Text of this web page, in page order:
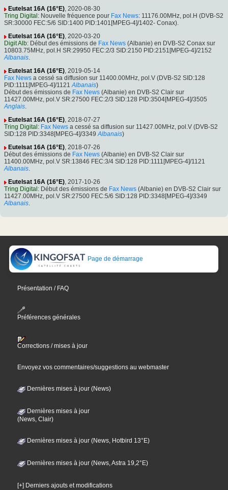
Eutelsat 16A (16°E), 2020-08-30
Tring Digital : Nouvelle fréquence pour Fax News: 11176.00MHz, pol.H (DVB-S2
SR:30000 FEC:5/6 SID:1400 PID:1401[MPEG-4]/1402- Conax).
Eutelsat 16A (16°E), 2020-03-20
Digit Alb: Début des émissions de Fax News (Albanie) en DVB-S2 Conax sur
10803.75MHz, pol.H SR:29950 FEC:2/3 SID:2150 PID:2151[MPEG-4]/2152
Albanais.
Eutelsat 16A (16°E), 2019-05-14
Fax News a cessé sa diffusion sur 11400.00MHz, pol.V (DVB-S2 SID:128
PID:1111[MPEG-4]/1121 Albanais)
Début des émissions de Fax News (Albanie) en DVB-S2 Clair sur
11427.00MHz, pol.V SR:27500 FEC:2/3 SID:128 PID:3504[MPEG-4]/3505
Anglais.
Eutelsat 16A (16°E), 2018-07-27
Tring Digital : Fax News a cessé sa diffusion sur 11427.00MHz, pol.V (DVB-S2
SID:128 PID:3348[MPEG-4]/3349 Albanais)
Eutelsat 16A (16°E), 2018-07-26
Début des émissions de Fax News (Albanie) en DVB-S2 Clair sur
11400.00MHz, pol.V SR:13846 FEC:3/4 SID:128 PID:1111[MPEG-4]/1121
Albanais.
Eutelsat 16A (16°E), 2017-10-26
Tring Digital : Début des émissions de Fax News (Albanie) en DVB-S2 Clair sur
11427.00MHz, pol.V SR:27500 FEC:5/6 SID:128 PID:3348[MPEG-4]/3349
Albanais.
Page de démarrage
Présentation / FAQ
Préférences générales
Corrections / mises à jour
Envoyez vos commentaires/suggestions au webmaster
Dernières mises à jour (News)
Dernières mises à jour
(News, Clair)
Dernières mises à jour (News, Hotbird 13°E)
Dernières mises à jour (News, Astra 19,2°E)
[+] Derniers ajouts et modifications